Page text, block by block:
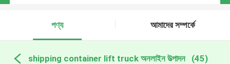
পণ্য আমাদের সম্পর্কে
shipping container lift truck অনলাইন উত্পাদন (45)